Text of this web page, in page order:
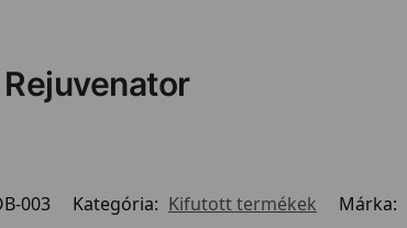
Rejuvenator
003 Kategória: Kifutott termékek Márka: